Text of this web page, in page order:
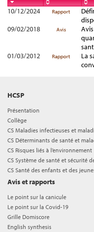
10/12/2024
Rapport
09/02/2018
Avis
01/03/2012
Rapport
La
HCSP
Présentation
Collège
CS Maladies infectieuses et
CS Déterminants de santé et
CS Risques liés à l’environnement
CS Système de santé et sécurité
CS Santé des enfants et des
Avis et rapports
Le point sur la canicule
Le point sur la Covid-19
Grille Domiscore
English synthesis